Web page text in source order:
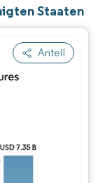
Staaten
Anteil